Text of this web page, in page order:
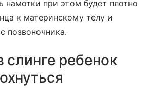
намотки при этом будет плотно
к материнскому телу и
позвоночника.
ребенок